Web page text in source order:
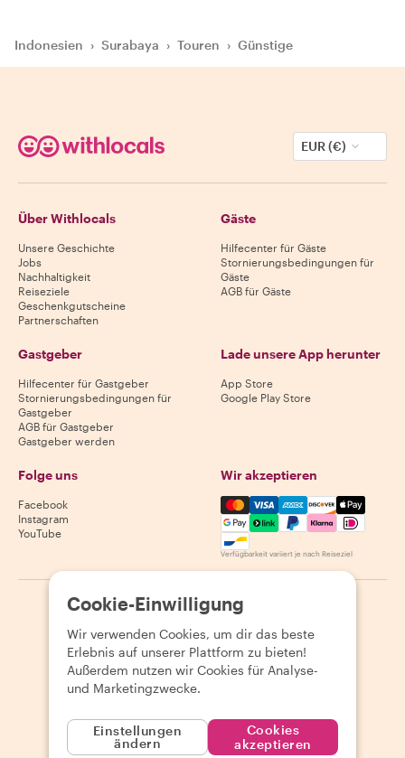
Indonesien › Surabaya › Touren › Günstige
EUR (€)
Über Withlocals
Unsere Geschichte
Jobs
Nachhaltigkeit
Reiseziele
Geschenkgutscheine
Partnerschaften
Gäste
Hilfecenter für Gäste
Stornierungsbedingungen für
Gäste
AGB für Gäste
Gastgeber
Hilfecenter für Gastgeber
Stornierungsbedingungen für
Gastgeber
AGB für Gastgeber
Gastgeber werden
Lade unsere App herunter
App Store
Google Play Store
Folge uns
Facebook
Instagram
YouTube
Wir akzeptieren
Mastercard, Visa, Amex,
Verfügbarkeit variiert je nach Reiseziel
2026 Withlocals.com | Datenschutzerklärung
Seitenübersicht
Cookie-Einwilligung
Wir verwenden Cookies, um dir das beste
Erlebnis auf unserer Plattform zu bieten!
Außerdem nutzen wir Cookies für Analyse-
und Marketingzwecke.
Einstellungen
ändern
Cookies
akzeptieren